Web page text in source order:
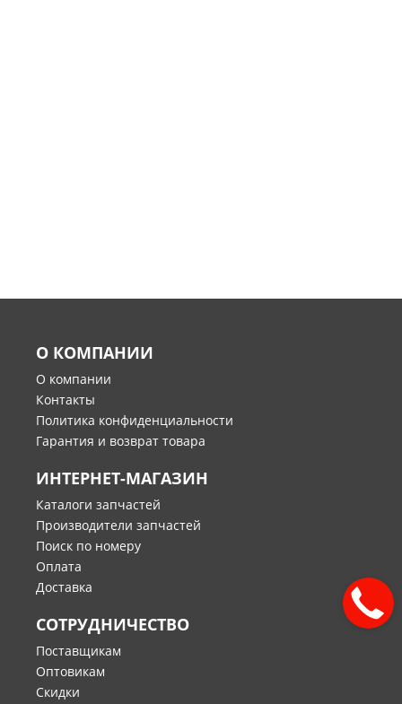
О КОМПАНИИ
О компании
Контакты
Политика конфиденциальности
Гарантия и возврат товара
ИНТЕРНЕТ-МАГАЗИН
Каталоги запчастей
Производители запчастей
Поиск по номеру
Оплата
Доставка
СОТРУДНИЧЕСТВО
Поставщикам
Оптовикам
Скидки